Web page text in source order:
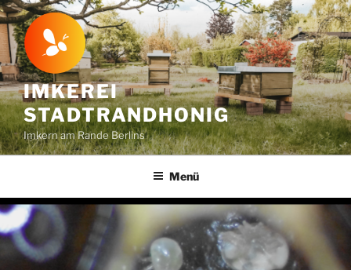
Zum
Inhalt
springen
IMKEREI
STADTRANDHONIG
Imkern am Rande Berlins
Menü